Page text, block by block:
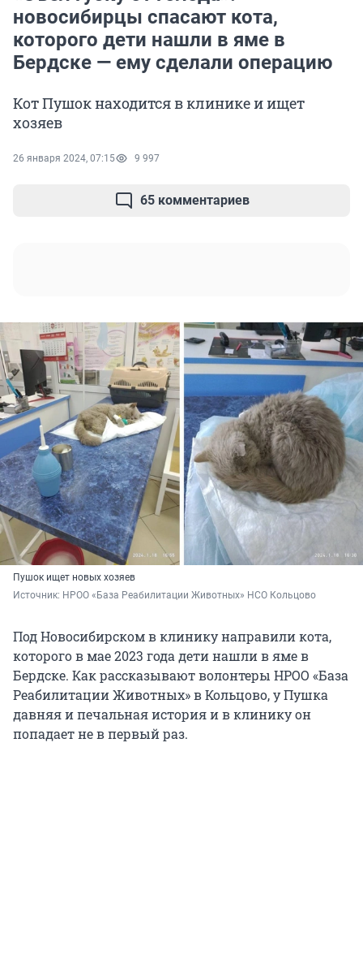
новосибирцы спасают кота,
которого дети нашли в яме в
Бердске — ему сделали операцию
Кот Пушок находится в клинике и ищет
хозяев
26 января 2024, 07:15 9 997
65 комментариев
Пушок ищет новых хозяев
Источник: НРОО «База Реабилитации Животных» НСО Кольцово
Под Новосибирском в клинику направили кота,
которого в мае 2023 года дети нашли в яме в
Бердске. Как рассказывают волонтеры НРОО «База
Реабилитации Животных» в Кольцово, у Пушка
давняя и печальная история и в клинику он
попадает не в первый раз.